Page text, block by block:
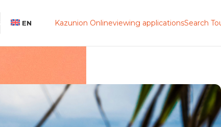
EN Kazunion Onlineviewing applicationsSearch